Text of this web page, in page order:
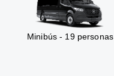
Minibús - 19 personas